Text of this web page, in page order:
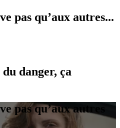
pas qu’aux autres...
danger, ça
pas qu’aux autres